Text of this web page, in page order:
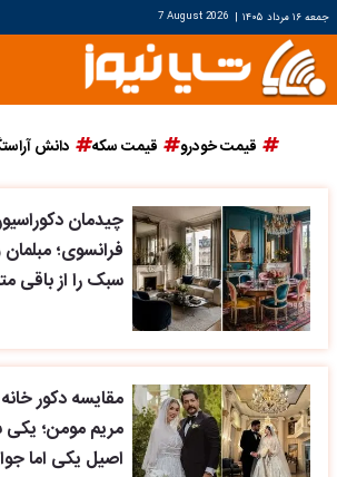
جمعه ۱۶ مرداد ۱۴۰۵ |
7 August 2026
قیمت خودرو قیمت سکه دانش
چیدمان
فرانسوی؛
سبک را از باقی
مقایسه دکور
مریم مومن؛ یکی
اصیل یکی اما